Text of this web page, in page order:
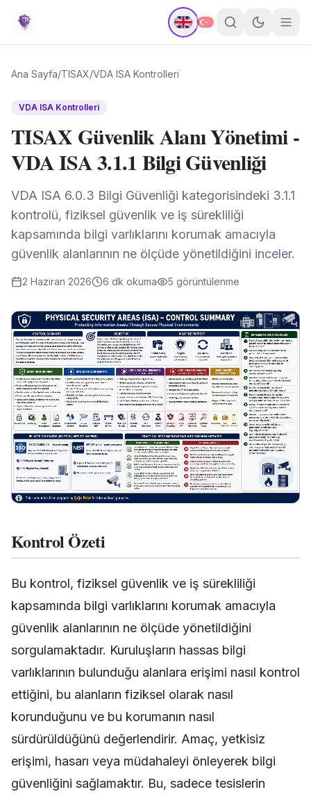
Ana Sayfa/TISAX/VDA ISA Kontrolleri
VDA ISA Kontrolleri
TISAX Güvenlik Alanı Yönetimi -
VDA ISA 3.1.1 Bilgi Güvenliği
VDA ISA 6.0.3 Bilgi Güvenliği kategorisindeki 3.1.1
kontrolü, fiziksel güvenlik ve iş sürekliliği
kapsamında bilgi varlıklarını korumak amacıyla
güvenlik alanlarının ne ölçüde yönetildiğini inceler.
2 Haziran 2026 6 dk okuma 5 görüntülenme
Kontrol Özeti
Bu kontrol, fiziksel güvenlik ve iş sürekliliği
kapsamında bilgi varlıklarını korumak amacıyla
güvenlik alanlarının ne ölçüde yönetildiğini
sorgulamaktadır. Kuruluşların hassas bilgi
varlıklarının bulunduğu alanlara erişimi nasıl kontrol
ettiğini, bu alanların fiziksel olarak nasıl
korunduğunu ve bu korumanın nasıl
sürdürüldüğünü değerlendirir. Amaç, yetkisiz
erişimi, hasarı veya müdahaleyi önleyerek bilgi
güvenliğini sağlamaktır. Bu, sadece tesislerin